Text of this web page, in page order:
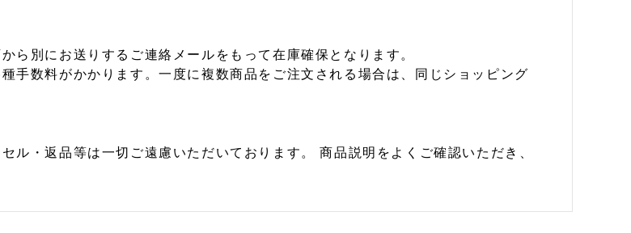
ら別にお送りするご連絡メールをもって在庫確保となります。
手数料がかかります。一度に複数商品をご注文される場合は、同じショッピング
ル・返品等は一切ご遠慮いただいております。 商品説明をよくご確認いただき、